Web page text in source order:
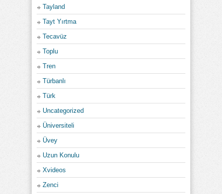
Tayland
Tayt Yırtma
Tecavüz
Toplu
Tren
Türbanlı
Türk
Uncategorized
Üniversiteli
Üvey
Uzun Konulu
Xvideos
Zenci